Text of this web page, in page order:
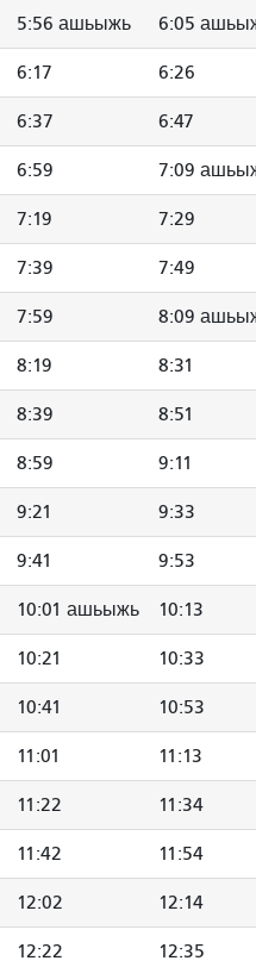
5:56 ашьыжь 6:05
6:17 6:26
6:37 6:47
6:59 7:09
7:19 7:29
7:39 7:49
7:59 8:09
8:19 8:31
8:39 8:51
8:59 9:11
9:21 9:33
9:41 9:53
10:01 ашьыжь 10:13
10:21 10:33
10:41 10:53
11:01 11:13
11:22 11:34
11:42 11:54
12:02 12:14
12:22 12:35